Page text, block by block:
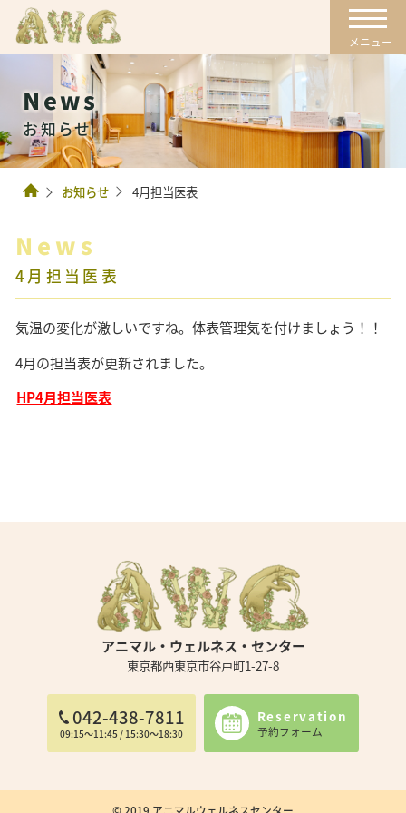
News
お知らせ
お知らせ 4月担当医表
News
4月担当医表
気温の変化が激しいですね。体表管理気を付けましょう！！
4月の担当表が更新されました。
HP4月担当医表
アニマル・ウェルネス・センター
東京都西東京市谷戸町1-27-8
042-438-7811
09:15～11:45 / 15:30～18:30
Reservation
予約フォーム
© 2019 アニマルウェルネスセンター